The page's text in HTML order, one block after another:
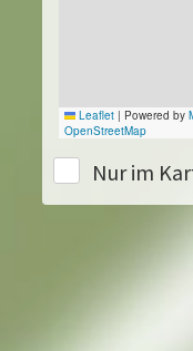
Leaflet | Powered by
OpenStreetMap
Nur im